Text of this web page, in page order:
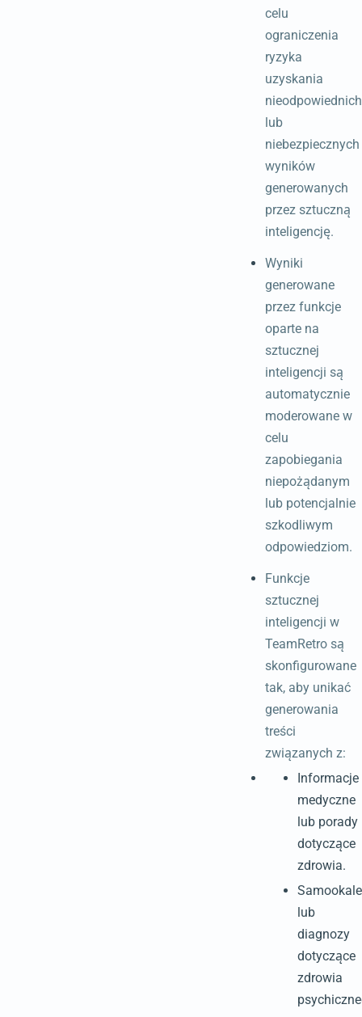
celu
ograniczenia
ryzyka
uzyskania
nieodpowiednich
lub
niebezpiecznych
wyników
generowanych
przez sztuczną
inteligencję.
Wyniki
generowane
przez funkcje
oparte na
sztucznej
inteligencji są
automatycznie
moderowane w
celu
zapobiegania
niepożądanym
lub potencjalnie
szkodliwym
odpowiedziom.
Funkcje
sztucznej
inteligencji w
TeamRetro są
skonfigurowane
tak, aby unikać
generowania
treści
związanych z:
Informacje
medyczne
lub porady
dotyczące
zdrowia.
lub
diagnozy
dotyczące
zdrowia